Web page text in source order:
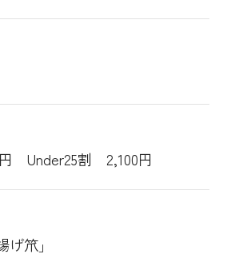
Under25割 2,100円
笊」